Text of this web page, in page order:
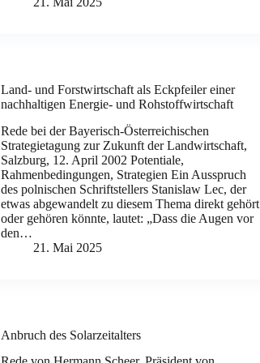
Land- und Forstwirtschaft als Eckpfeiler einer
nachhaltigen Energie- und Rohstoffwirtschaft
Rede bei der Bayerisch-Österreichischen
Strategietagung zur Zukunft der Landwirtschaft,
Salzburg, 12. April 2002 Potentiale,
Rahmenbedingungen, Strategien Ein Ausspruch
des polnischen Schriftstellers Stanislaw Lec, der
etwas abgewandelt zu diesem Thema direkt gehört
oder gehören könnte, lautet: „Dass die Augen vor
den…
21. Mai 2025
Anbruch des Solarzeitalters